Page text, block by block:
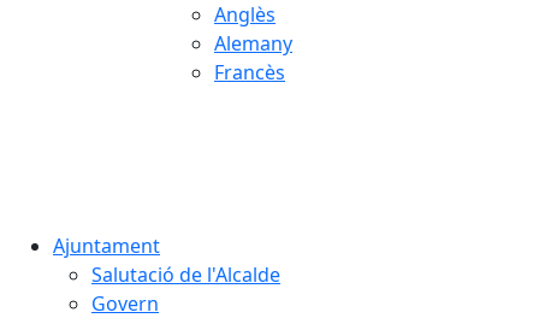
Anglès
Alemany
Francès
Ajuntament
Salutació de l'Alcalde
Govern